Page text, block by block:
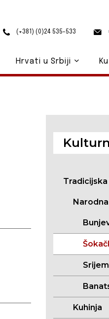
Kuhinja
(+381) (0)24 535-533
Hrvati u Srbiji